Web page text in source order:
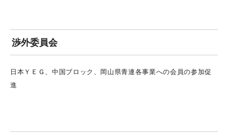
渉外委員会
日本ＹＥＧ、中国ブロック、岡山県青連各事業への会員の参加促
進